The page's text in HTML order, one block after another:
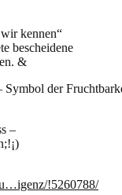
kennen“
bescheidene
&
Symbol der
–
!5260788/